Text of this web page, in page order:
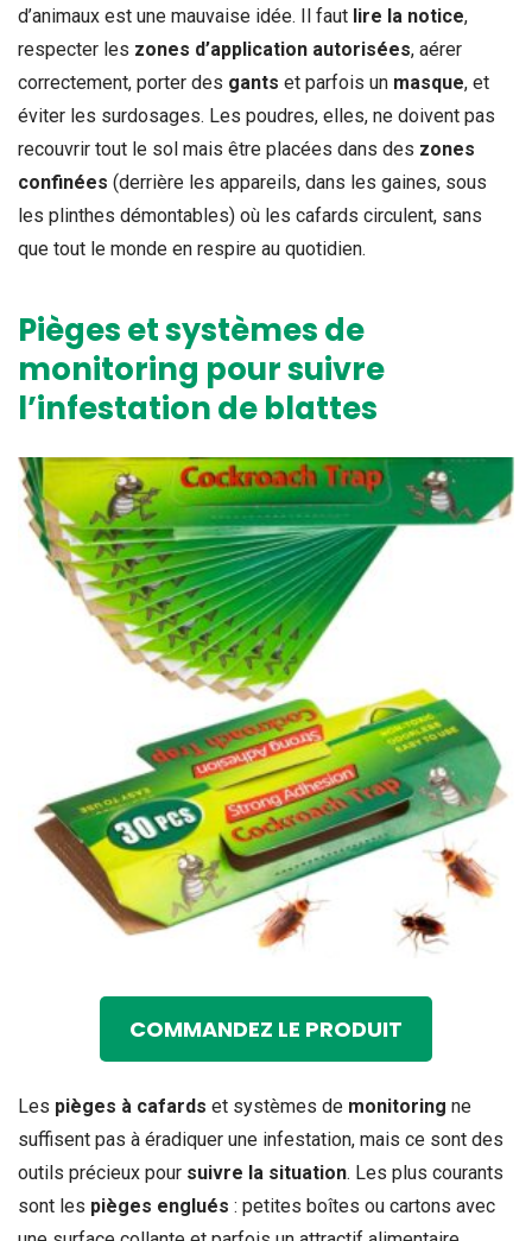
d’animaux est une mauvaise idée. Il faut lire la notice,
respecter les zones d’application autorisées, aérer
correctement, porter des gants et parfois un masque, et
éviter les surdosages. Les poudres, elles, ne doivent pas
recouvrir tout le sol mais être placées dans des zones
confinées (derrière les appareils, dans les gaines, sous
les plinthes démontables) où les cafards circulent, sans
que tout le monde en respire au quotidien.
Pièges et systèmes de
monitoring pour suivre
l’infestation de blattes
COMMANDEZ LE PRODUIT
Les pièges à cafards et systèmes de monitoring ne
suffisent pas à éradiquer une infestation, mais ce sont des
outils précieux pour suivre la situation. Les plus courants
sont les pièges englués : petites boîtes ou cartons avec